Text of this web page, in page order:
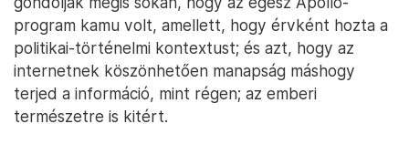
program kamu volt, amellett, hogy érvként hozta a
politikai-történelmi kontextust; és azt, hogy az
internetnek köszönhetően manapság máshogy
terjed a információ, mint régen; az emberi
természetre is kitért.